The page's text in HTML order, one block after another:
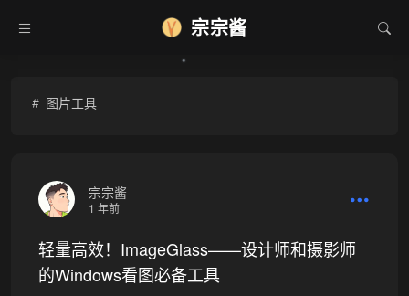
•
宗宗酱
图片工具
宗宗酱
1 年前
轻量高效！ImageGlass——设计师和摄影师
的Windows看图必备工具